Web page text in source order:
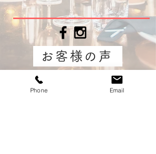
お客様の声
​問合せファーム
Phone Email